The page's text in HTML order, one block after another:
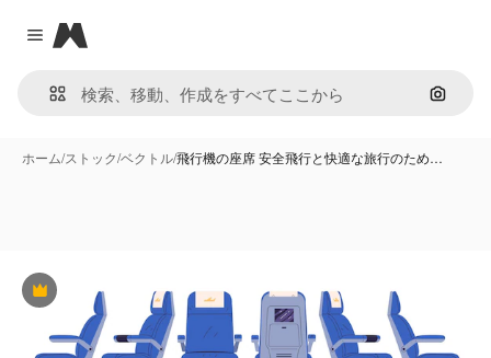
Close menu
Magnific
画像で
ホーム/ストック/ベクトル/飛行機の座席 安全飛行と快適な旅行のため…
Premium